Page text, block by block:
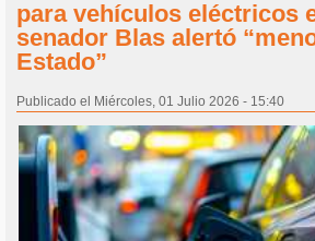
para vehículos eléctricos
senador Blas alertó
Estado”
Publicado el Miércoles, 01 Julio 2026 - 15:40